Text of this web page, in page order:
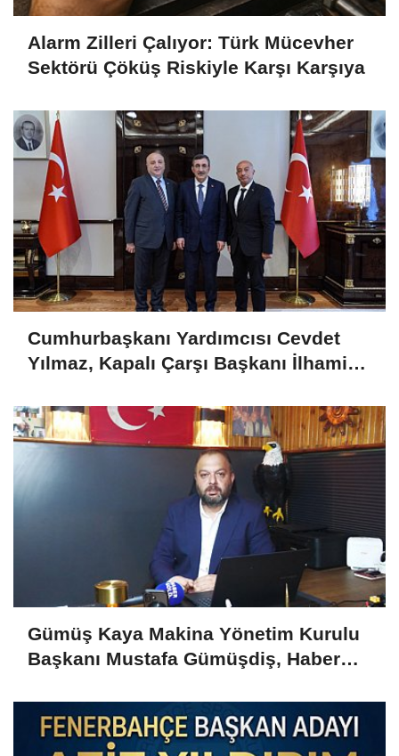
Alarm Zilleri Çalıyor: Türk Mücevher
Sektörü Çöküş Riskiyle Karşı Karşıya
Cumhurbaşkanı Yardımcısı Cevdet
Yılmaz, Kapalı Çarşı Başkanı İlhami
Gümüş Kaya Makina Yönetim Kurulu
Başkanı Mustafa Gümüşdiş, Haber